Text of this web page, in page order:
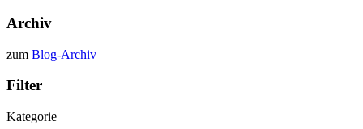
Archiv
zum Blog-Archiv
Filter
Kategorie